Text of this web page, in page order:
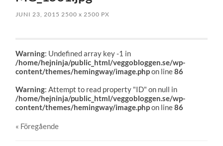
JUNI 23, 2015 2500x 2500 PX
Warning: Undefined array key -1 in
/home/hejninja/public_html/veggobloggen.se/wp-
content/themes/hemingway/image.phpon line86
Warning: Attempt to read property "ID" on null in
/home/hejninja/public_html/veggobloggen.se/wp-
content/themes/hemingway/image.phpon line86
« Föregående